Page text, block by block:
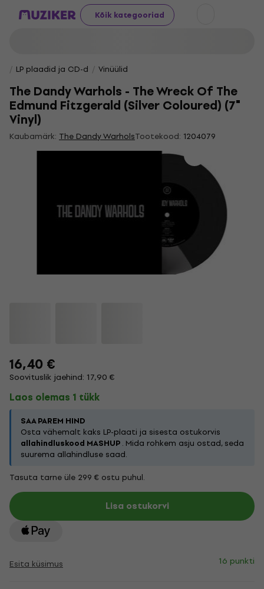
Kõik kategooriad
LP plaadid ja CD-d Vinüülid
The Dandy Warhols - The Wreck Of The
Edmund Fitzgerald (Silver Coloured) (7"
Vinyl)
Kaubamärk: The Dandy WarholsTootekood: 1204079
16,40 €
Soovituslik jaehind: 17,90 €
Laos olemas 1 tükk
SAA PAREM HIND
Osta vähemalt kaks LP-plaati ja sisesta ostukorvis
allahindluskood MASHUP. Mida rohkem asju ostad, seda
suurema allahindluse saad.
Tasuta tarne üle 299 € ostu puhul.
Lisa ostukorvi
Esita küsimus 16 punkti